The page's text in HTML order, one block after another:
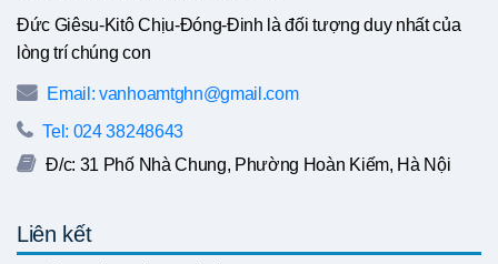
Đức Giêsu-Kitô Chịu-Đóng-Đinh là đối tượng duy nhất của
lòng trí chúng con
Email: vanhoamtghn@gmail.com
Tel: 024 38248643
Đ/c: 31 Phố Nhà Chung, Phường Hoàn Kiếm, Hà Nội
Liên kết